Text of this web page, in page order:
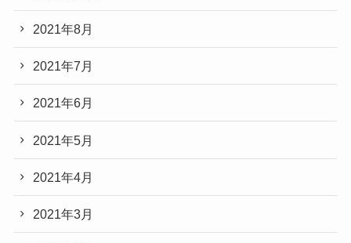
2021年8月
2021年7月
2021年6月
2021年5月
2021年4月
2021年3月